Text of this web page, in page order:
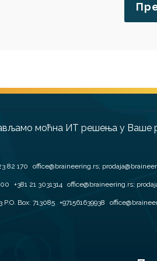
моћна ИТ решења у Ваше
82 170 office@braineering.rs;
+381 21 3031314 office@braineering.rs;
Box: 713085 +971561639938